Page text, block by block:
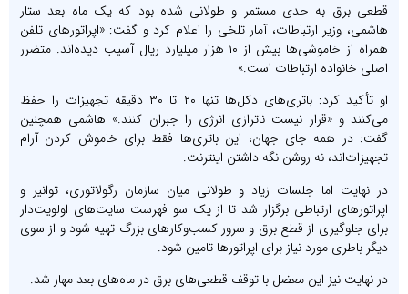
قطعی برق به حدی مستمر و طولانی شده بود که یک ماه بعد ستار
هاشمی، وزیر ارتباطات، آمار تلخی را اعلام کرد و گفت: «اپراتورهای تلفن
همراه از خاموشی‌ها بیش از ۱۰ هزار میلیارد ریال آسیب دیده‌اند. متضرر
اصلی خانواده ارتباطات است.»
او تأکید کرد: باتری‌های دکل‌ها تنها ۲۰ تا ۳۰ دقیقه تجهیزات را حفظ
می‌کنند و «قرار نیست ناترازی انرژی را جبران کنند.» هاشمی همچنین
گفت: در همه جای جهان، این باتری‌ها فقط برای خاموش کردن آرام
تجهیزات‌اند، نه روشن نگه داشتن اینترنت.
در نهایت اما جلسات زیاد و طولانی میان سازمان رگولاتوری، توانیر و
اپراتورهای ارتباطی برگزار شد تا از یک سو فهرست سایت‌های اولویت‌دار
برای جلوگیری از قطع برق و سرور کسب‌وکارهای بزرگ تهیه شود و از سوی
دیگر باطری مورد نیاز برای اپراتورها تامین شود.
در نهایت نیز این معضل با توقف قطعی‌های برق در ماه‌های بعد مهار شد.